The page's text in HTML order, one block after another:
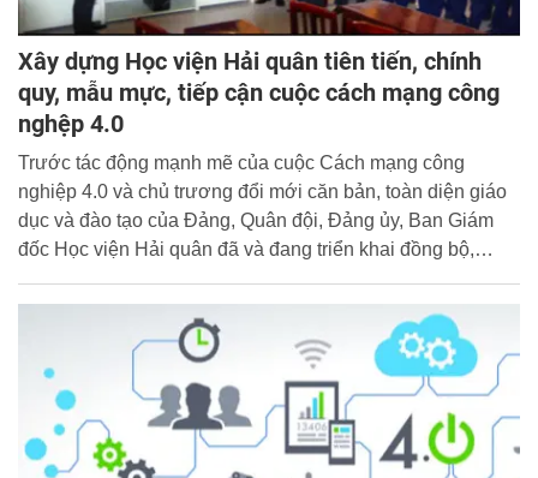
Xây dựng Học viện Hải quân tiên tiến, chính
quy, mẫu mực, tiếp cận cuộc cách mạng công
nghệp 4.0
Trước tác động mạnh mẽ của cuộc Cách mạng công
nghiệp 4.0 và chủ trương đổi mới căn bản, toàn diện giáo
dục và đào tạo của Đảng, Quân đội, Đảng ủy, Ban Giám
đốc Học viện Hải quân đã và đang triển khai đồng bộ,
hiện đại, nhằm đào tạo nguồn nhân lực chất lượng cao,
đáp ứng yêu cầu hiện đại hóa lực lượng Hải quân.